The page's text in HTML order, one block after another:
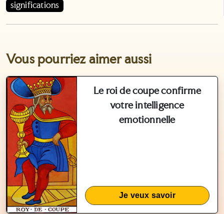
significations
Vous pourriez aimer aussi
Le roi de coupe confirme
votre intelligence
emotionnelle
Je veux savoir